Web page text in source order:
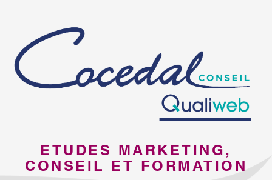
ETUDES MARKETING,
CONSEIL ET FORMATION